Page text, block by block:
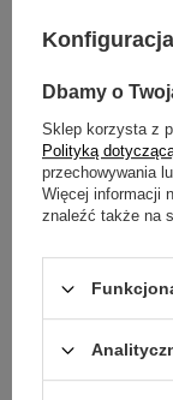
Dbamy o
Sklep korzysta z
Polityką
przechowywania
Więcej informacji
znaleźć także na